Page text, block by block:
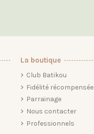
La boutique
Club Batikou
Fidélité récompensée
Parrainage
Nous contacter
Professionnels